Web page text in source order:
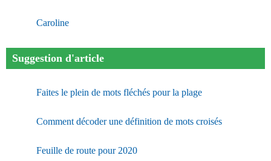
Caroline
Suggestion d'article
Faites le plein de mots fléchés pour la plage
Comment décoder une définition de mots croisés
Feuille de route pour 2020